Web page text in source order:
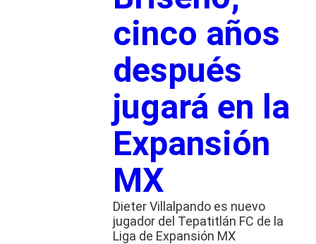
cinco años
después
jugará en la
Expansión
MX
Dieter Villalpando es nuevo
jugador del Tepatitlán FC de la
Liga de Expansión MX